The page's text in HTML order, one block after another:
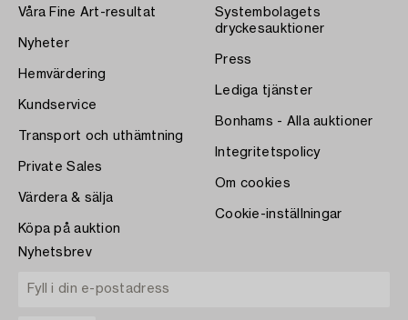
Våra Fine Art-resultat
Nyheter
Hemvärdering
Kundservice
Transport och uthämtning
Private Sales
Värdera & sälja
Köpa på auktion
Systembolagets
dryckesauktioner
Press
Lediga tjänster
Bonhams - Alla auktioner
Integritetspolicy
Om cookies
Cookie-inställningar
Nyhetsbrev